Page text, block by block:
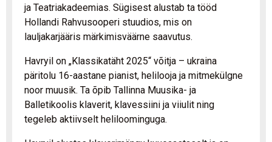
ja Teatriakadeemias. Sügisest alustab ta tööd
Hollandi Rahvusooperi stuudios, mis on
lauljakarjääris märkimisväärne saavutus.
Havryil on „Klassikatäht 2025“ võitja – ukraina
päritolu 16-aastane pianist, helilooja ja mitmekülgne
noor muusik. Ta õpib Tallinna Muusika- ja
Balletikoolis klaverit, klavessiini ja viiulit ning
tegeleb aktiivselt heliloominguga.